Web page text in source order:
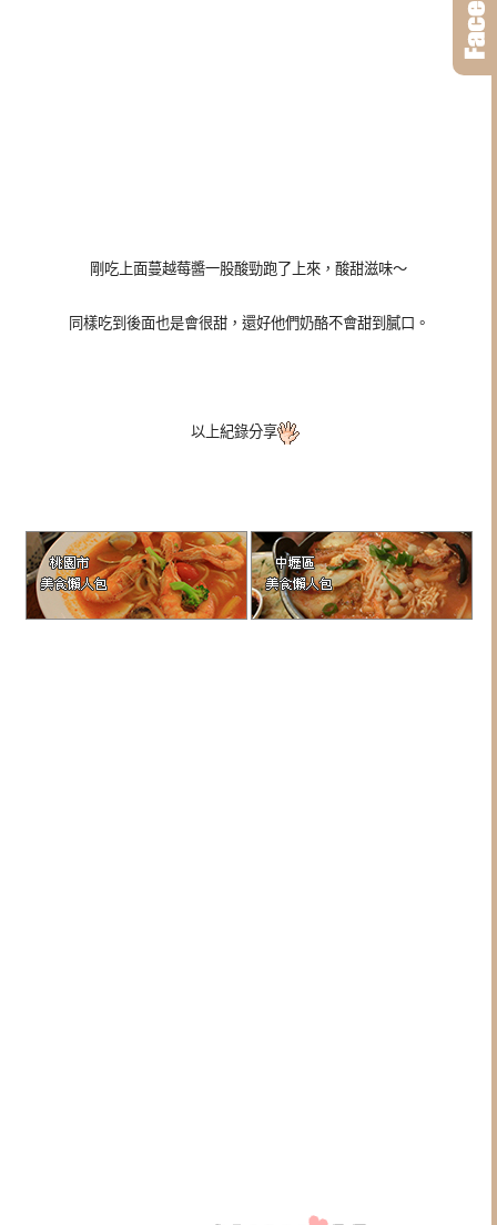
剛吃上面蔓越莓醬一股酸勁跑了上來，酸甜滋味～
同樣吃到後面也是會很甜，還好他們奶酪不會甜到膩口。
以上紀錄分享